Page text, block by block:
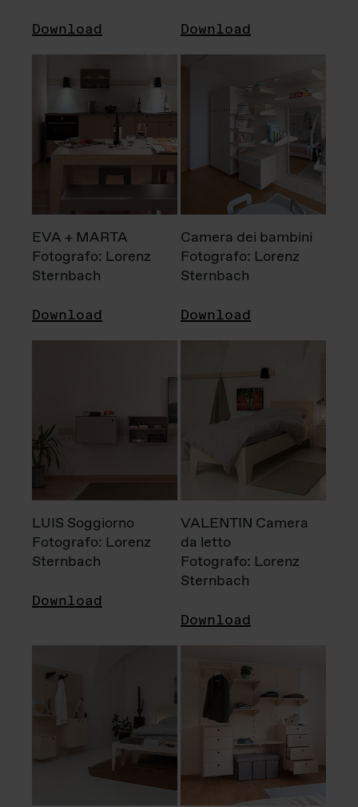
Download Download
EVA + MARTA
Fotografo: Lorenz
Sternbach
Download
Camera dei bambini
Fotografo: Lorenz
Sternbach
Download
LUIS Soggiorno
Fotografo: Lorenz
Sternbach
Download
VALENTIN Camera
da letto
Fotografo: Lorenz
Sternbach
Download